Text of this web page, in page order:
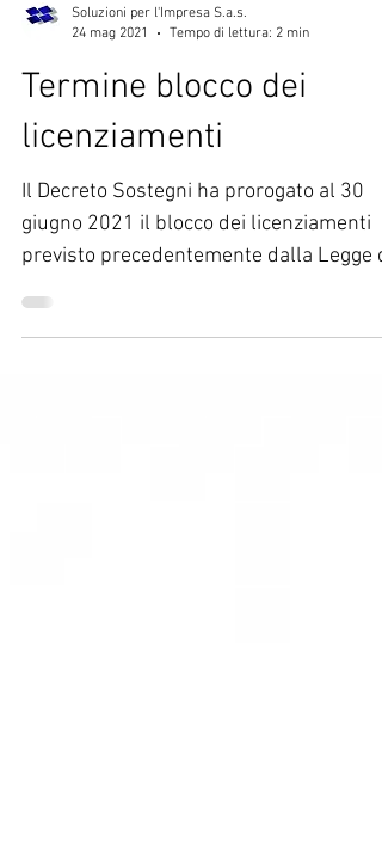
Soluzioni per l'Impresa S.a.s.
24 mag 2021
Tempo di lettura: 2 min
Termine blocco dei
licenziamenti
giugno 2021 il blocco dei licenziamenti
previsto precedentemente dalla Legge di